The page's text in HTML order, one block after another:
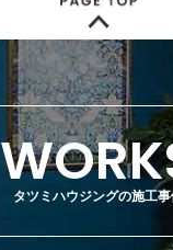
タツミハウジングの施工